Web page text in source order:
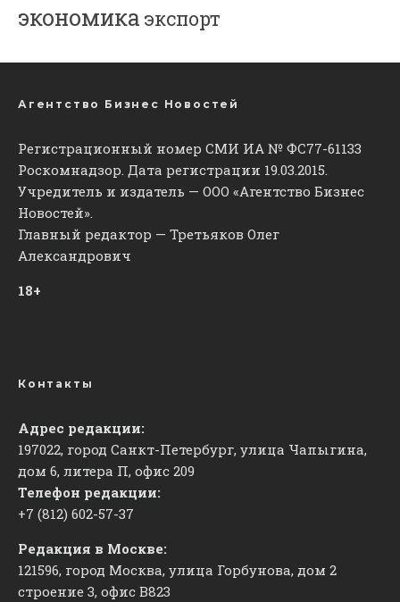
экономика экспорт
Агентство Бизнес Новостей
Регистрационный номер СМИ ИА № ФС77-61133
Роскомнадзор. Дата регистрации 19.03.2015.
Учредитель и издатель — ООО «Агентство Бизнес
Новостей».
Главный редактор — Третьяков Олег
Александрович
18+
Контакты
Адрес редакции:
197022, город Санкт-Петербург, улица Чапыгина,
дом 6, литера П, офис 209
Телефон редакции:
+7 (812) 602-57-37
Редакция в Москве:
121596, город Москва, улица Горбунова, дом 2
строение 3, офис ​В823